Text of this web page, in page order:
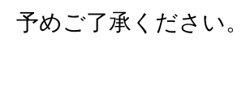
予めご了承ください。